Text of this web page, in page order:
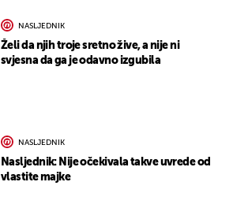
NASLJEDNIK
Želi da njih troje sretno žive, a nije ni
svjesna da ga je odavno izgubila
NASLJEDNIK
Nasljednik: Nije očekivala takve uvrede od
vlastite majke